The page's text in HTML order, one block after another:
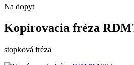
Na dopyt
Kopírovacia fréza
stopková fréza